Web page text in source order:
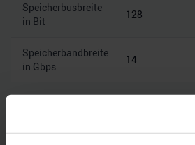
Speicherbusbreite
in Bit
128
Speicherbandbreite
in Gbps
14